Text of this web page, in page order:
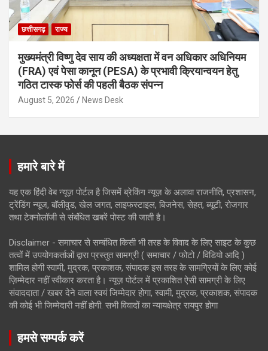
छत्तीसगढ़ राज्य
मुख्यमंत्री विष्णु देव साय की अध्यक्षता में वन अधिकार अधिनियम
(FRA) एवं पेसा कानून (PESA) के प्रभावी क्रियान्वयन हेतु
गठित टास्क फोर्स की पहली बैठक संपन्न
August 5, 2026 News Desk
हमारे बारे में
यह एक हिंदी वेब न्यूज़ पोर्टल है जिसमें ब्रेकिंग न्यूज़ के अलावा राजनीति, प्रशासन,
ट्रेंडिंग न्यूज, बॉलीवुड, खेल जगत, लाइफस्टाइल, बिजनेस, सेहत, ब्यूटी, रोजगार
तथा टेक्नोलॉजी से संबंधित खबरें पोस्ट की जाती है।
Disclaimer - समाचार से सम्बंधित किसी भी तरह के विवाद के लिए साइट के कुछ
तत्वों में उपयोगकर्ताओं द्वारा प्रस्तुत सामग्री ( समाचार / फोटो / विडियो आदि )
शामिल होगी स्वामी, मुद्रक, प्रकाशक, संपादक इस तरह के सामग्रियों के लिए कोई
ज़िम्मेदार नहीं स्वीकार करता है। न्यूज़ पोर्टल में प्रकाशित ऐसी सामग्री के लिए
संवाददाता / खबर देने वाला स्वयं जिम्मेदार होगा, स्वामी, मुद्रक, प्रकाशक, संपादक
की कोई भी जिम्मेदारी नहीं होगी. सभी विवादों का न्यायक्षेत्र रायपुर होगा
हमसे सम्पर्क करें